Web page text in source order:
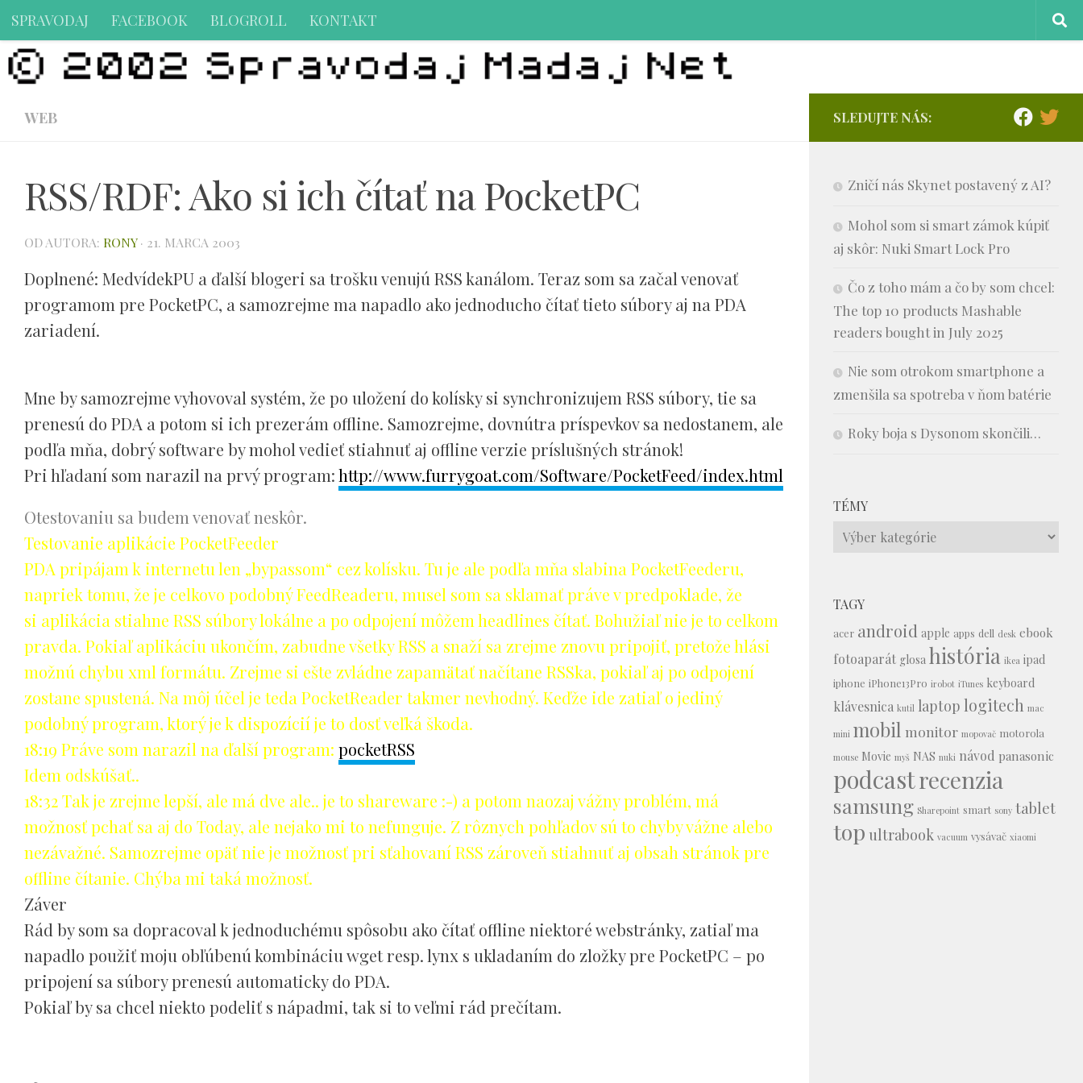
Preskočiť na obsah
SPRAVODAJ FACEBOOK BLOGROLL KONTAKT
WEB
RSS/RDF: Ako si ich čítať na PocketPC
OD AUTORA: RONY · 21. MARCA 2003
Doplnené: MedvídekPU a ďalší blogeri sa trošku venujú RSS kanálom. Teraz som sa začal venovať
programom pre PocketPC, a samozrejme ma napadlo ako jednoducho čítať tieto súbory aj na PDA
zariadení.
Mne by samozrejme vyhovoval systém, že po uložení do kolísky si synchronizujem RSS súbory, tie sa
prenesú do PDA a potom si ich prezerám offline. Samozrejme, dovnútra príspevkov sa nedostanem, ale
podľa mňa, dobrý software by mohol vedieť stiahnuť aj offline verzie príslušných stránok!
Pri hľadaní som narazil na prvý program:http://www.furrygoat.com/Software/PocketFeed/index.html
Otestovaniu sa budem venovať neskôr.
Testovanie aplikácie PocketFeeder
PDA pripájam k internetu len „bypassom“ cez kolísku. Tu je ale podľa mňa slabina PocketFeederu,
napriek tomu, že je celkovo podobný FeedReaderu, musel som sa sklamať práve v predpoklade, že
si aplikácia stiahne RSS súbory lokálne a po odpojení môžem headlines čítať. Bohužiaľ nie je to celkom
pravda. Pokiaľ aplikáciu ukončím, zabudne všetky RSS a snaží sa zrejme znovu pripojiť, pretože hlási
možnú chybu xml formátu. Zrejme si ešte zvládne zapamätať načítane RSSka, pokiaľ aj po odpojení
zostane spustená. Na môj účel je teda PocketReader takmer nevhodný. Keďže ide zatiaľ o jediný
podobný program, ktorý je k dispozícií je to dosť veľká škoda.
18:19 Práve som narazil na ďalší program: pocketRSS
Idem odskúšať..
18:32 Tak je zrejme lepší, ale má dve ale.. je to shareware :-) a potom naozaj vážny problém, má
možnosť pchať sa aj do Today, ale nejako mi to nefunguje. Z rôznych pohľadov sú to chyby vážne alebo
nezávažné. Samozrejme opäť nie je možnosť pri sťahovaní RSS zároveň stiahnuť aj obsah stránok pre
offline čítanie. Chýba mi taká možnosť.
Záver
Rád by som sa dopracoval k jednoduchému spôsobu ako čítať offline niektoré webstránky, zatiaľ ma
napadlo použiť moju obľúbenú kombináciu wget resp. lynx s ukladaním do zložky pre PocketPC – po
pripojení sa súbory prenesú automaticky do PDA.
Pokiaľ by sa chcel niekto podeliť s nápadmi, tak si to veľmi rád prečítam.
SLEDUJTE NÁS:
Zničí nás Skynet postavený z AI?
Mohol som si smart zámok kúpiť
aj skôr: Nuki Smart Lock Pro
Čo z toho mám a čo by som chcel:
The top 10 products Mashable
readers bought in July 2025
Nie som otrokom smartphone a
zmenšila sa spotreba v ňom batérie
Roky boja s Dysonom skončili…
TÉMY
Témy
TAGY
acer android apple apps dell desk ebook
fotoaparát glosa história ikea ipad
iphone iPhone13Pro irobot iTunes keyboard
klávesnica kutil laptop logitech mac
mini mobil monitor mopovač motorola
mouse Movie myš NAS nuki návod panasonic
podcastrecenzia
samsung Sharepoint smart sony tablet
top ultrabook vacuum vysávač xiaomi